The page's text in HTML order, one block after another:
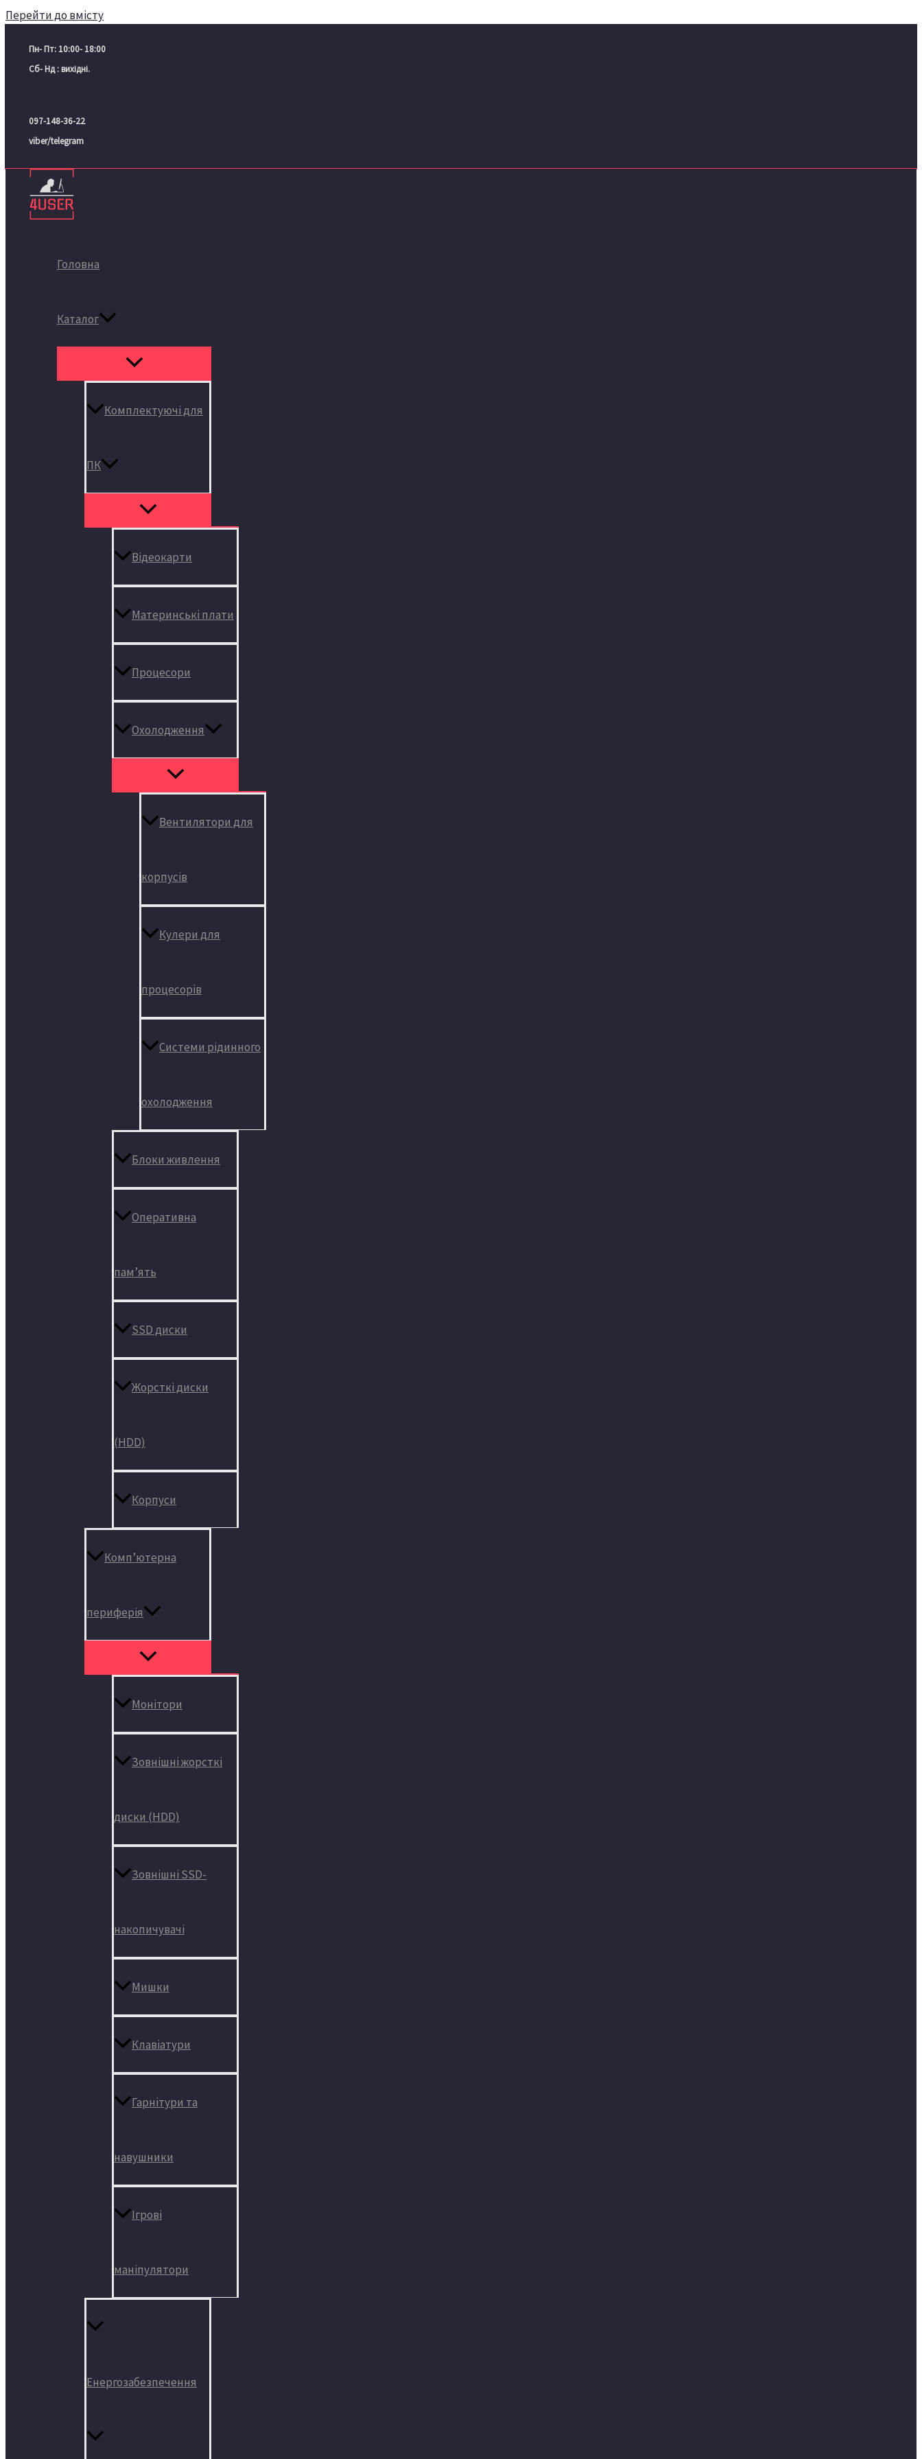
Перейти до вмісту
Пн- Пт: 10:00- 18:00
Сб- Нд : вихідні.
097-148-36-22
viber/telegram
Головна
Каталог
Комплектуючі для
ПК
Відеокарти
Материнські плати
Процесори
Охолодження
Вентилятори для
корпусів
Кулери для
процесорів
Системи рідинного
охолодження
Блоки живлення
Оперативна
пам’ять
SSD диски
Жорсткі диски
(HDD)
Корпуси
Комп’ютерна
периферія
Монітори
Зовнішні жорсткі
диски (HDD)
Зовнішні SSD-
накопичувачі
Мишки
Клавіатури
Гарнітури та
навушники
Ігрові
маніпулятори
Енергозабезпечення